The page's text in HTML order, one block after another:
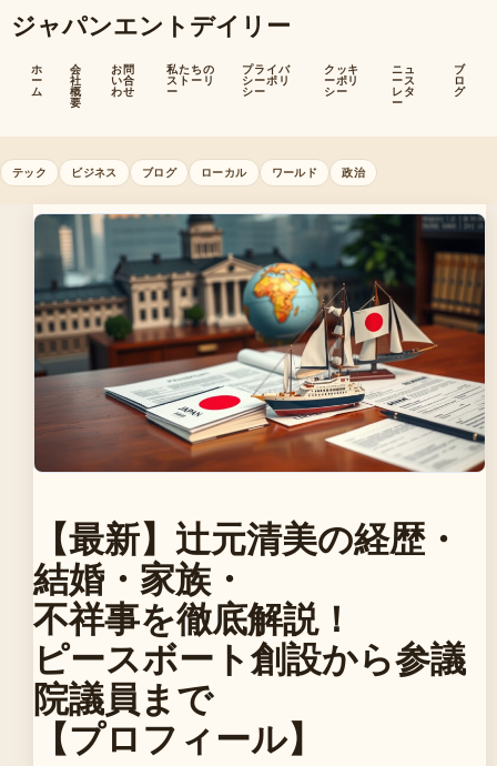
ジャパンエントデイリー
ホ
ー
ム
会
社
概
要
お問
い合
わせ
私たちの
ストーリ
ー
プライバ
シーポリ
シー
クッキ
ーポリ
シー
ニュ
ース
レタ
ー
ブ
ロ
グ
テック ビジネス ブログ ローカル ワールド 政治
【最新】辻元清美の経歴・
結婚・家族・
不祥事を徹底解説！
ピースボート創設から参議
院議員まで
【プロフィール】